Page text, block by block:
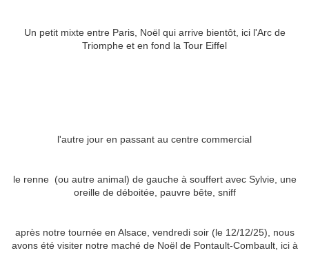
Un petit mixte entre Paris, Noël qui arrive bientôt, ici l'Arc de
Triomphe et en fond la Tour Eiffel
l'autre jour en passant au centre commercial
le renne (ou autre animal) de gauche à souffert avec Sylvie, une
oreille de déboitée, pauvre bête, sniff
après notre tournée en Alsace, vendredi soir (le 12/12/25), nous
avons été visiter notre maché de Noël de Pontault-Combault, ici à